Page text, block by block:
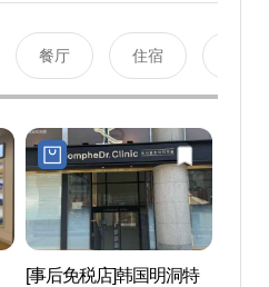
餐厅 住宿
[事后免税店]韩国明洞特